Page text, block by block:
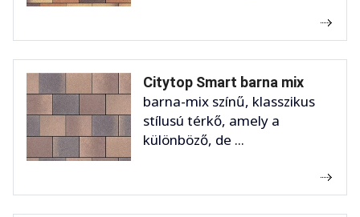
Citytop Smart barna mix
barna-mix színű, klasszikus
stílusú térkő, amely a
különböző, de ...